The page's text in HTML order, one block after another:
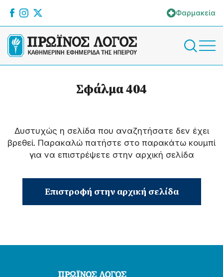
Φαρμακεία
Σφάλμα 404
Δυστυχώς η σελίδα που αναζητήσατε δεν έχει
βρεθεί. Παρακαλώ πατήστε στο παρακάτω κουμπί
για να επιστρέψετε στην αρχική σελίδα
Επιστροφή στην αρχική σελίδα